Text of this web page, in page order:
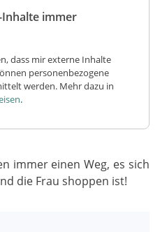
immer
dass mir externe Inhalte
personenbezogene
werden. Mehr dazu in
.
immer einen Weg, es sich
die Frau shoppen ist!